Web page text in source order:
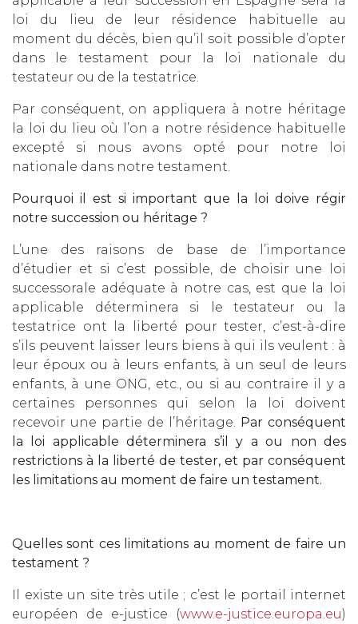
loi du lieu de leur résidence habituelle au
moment du décès, bien qu’il soit possible d’opter
dans le testament pour la loi nationale du
testateur ou de la testatrice.
Par conséquent, on appliquera à notre héritage
la loi du lieu où l’on a notre résidence habituelle
excepté si nous avons opté pour notre loi
nationale dans notre testament.
Pourquoi il est si important que la loi doive régir
notre succession ou héritage ?
L’une des raisons de base de l’importance
d’étudier et si c’est possible, de choisir une loi
successorale adéquate à notre cas, est que la loi
applicable déterminera si le testateur ou la
testatrice ont la liberté pour tester, c’est-à-dire
s’ils peuvent laisser leurs biens à qui ils veulent : à
leur époux ou à leurs enfants, à un seul de leurs
enfants, à une ONG, etc., ou si au contraire il y a
certaines personnes qui selon la loi doivent
recevoir une partie de l’héritage. Par conséquent
la loi applicable déterminera s’il y a ou non des
restrictions à la liberté de tester, et par conséquent
les limitations au moment de faire un testament.
Quelles sont ces limitations au moment de faire un
testament ?
Il existe un site très utile ; c’est le portail internet
européen de e-justice (www.e-justice.europa.eu)